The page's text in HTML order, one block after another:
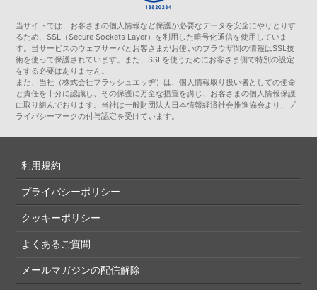
当サイトでは、お客さまの個人情報など保護が必要なデータを安全にやりとりす
るため、SSL（Secure Sockets Layer）を利用した暗号化通信を使用していま
す。当サービスのウェブサーバとお客さまがお使いのブラウザ間の情報はSSL技
術を使って保護されています。また、SSLを使うためにお客さま側で特別の設定
をする必要はありません。
また、当社（株式会社フラッシュエッヂ）は、個人情報取り扱い者としての使命
と責任を十分に認識し、その保護に万全な措置を講じ、お客さまの個人情報保護
に取り組んでおります。当社は一般財団法人日本情報経済社会推進協会より、プ
ライバシーマークの付与認定を受けています。
利用規約
プライバシーポリシー
クッキーポリシー
よくあるご質問
メールマガジンの配信解除